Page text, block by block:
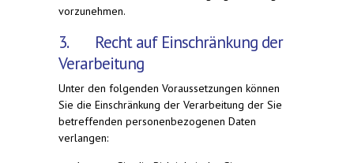
vorzunehmen.
3. Recht auf Einschränkung der
Verarbeitung
Unter den folgenden Voraussetzungen können
Sie die Einschränkung der Verarbeitung der Sie
betreffenden personenbezogenen Daten
verlangen: